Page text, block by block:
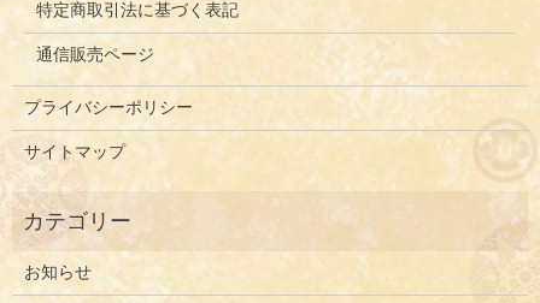
特定商取引法に基づく表記
通信販売ページ
プライバシーポリシー
サイトマップ
お知らせ